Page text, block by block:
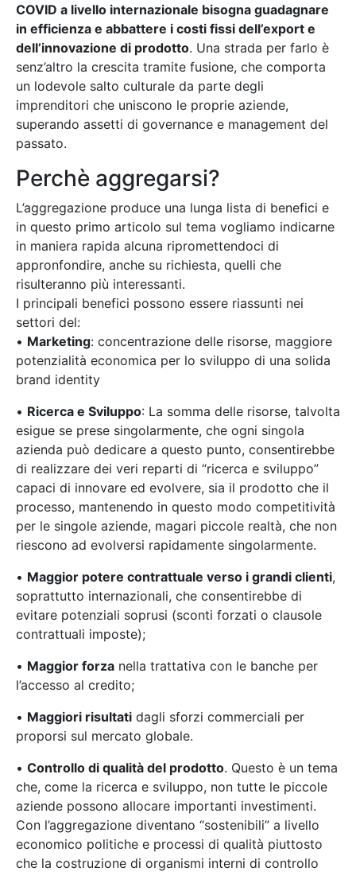
COVID a livello internazionale bisogna guadagnare
in efficienza e abbattere i costi fissi dell’export e
dell’innovazione di prodotto. Una strada per farlo è
senz’altro la crescita tramite fusione, che comporta
un lodevole salto culturale da parte degli
imprenditori che uniscono le proprie aziende,
superando assetti di governance e management del
passato.
Perchè aggregarsi?
L’aggregazione produce una lunga lista di benefici e
in questo primo articolo sul tema vogliamo indicarne
in maniera rapida alcuna ripromettendoci di
appronfondire, anche su richiesta, quelli che
risulteranno più interessanti.
I principali benefici possono essere riassunti nei
settori del:
• Marketing: concentrazione delle risorse, maggiore
potenzialità economica per lo sviluppo di una solida
brand identity
• Ricerca e Sviluppo: La somma delle risorse, talvolta
esigue se prese singolarmente, che ogni singola
azienda può dedicare a questo punto, consentirebbe
di realizzare dei veri reparti di “ricerca e sviluppo”
capaci di innovare ed evolvere, sia il prodotto che il
processo, mantenendo in questo modo competitività
per le singole aziende, magari piccole realtà, che non
riescono ad evolversi rapidamente singolarmente.
• Maggior potere contrattuale verso i grandi clienti,
soprattutto internazionali, che consentirebbe di
evitare potenziali soprusi (sconti forzati o clausole
contrattuali imposte);
• Maggior forza nella trattativa con le banche per
l’accesso al credito;
• Maggiori risultati dagli sforzi commerciali per
proporsi sul mercato globale.
• Controllo di qualità del prodotto. Questo è un tema
che, come la ricerca e sviluppo, non tutte le piccole
aziende possono allocare importanti investimenti.
Con l’aggregazione diventano “sostenibili” a livello
economico politiche e processi di qualità piuttosto
che la costruzione di organismi interni di controllo